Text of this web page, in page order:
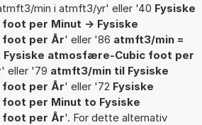
min i atmft3/yr' eller '40 Fysiske
per Minut -> Fysiske
per År' eller '86 atmft3/min =
Fysiske atmosfære-Cubic foot per
' eller '79 atmft3/min til Fysiske
per År' eller '72 Fysiske
per Minut to Fysiske
per År'. For dette alternativ